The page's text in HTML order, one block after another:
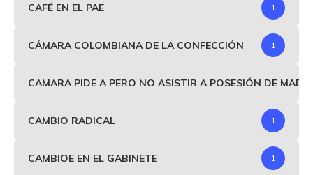
CAFÉ EN EL PAE 1
CÁMARA COLOMBIANA DE LA CONFECCIÓN 1
CAMARA PIDE A PERO NO ASISTIR A POSESIÓN DE
CAMBIO RADICAL 1
CAMBIOE EN EL GABINETE 1